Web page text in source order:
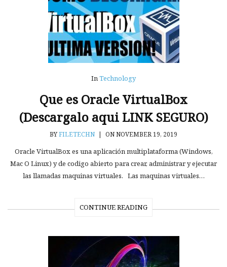
InTechnology
Que es Oracle VirtualBox
(Descargalo aqui LINK SEGURO)
BYFILETECHN | ON NOVEMBER 19, 2019
Oracle VirtualBox es una aplicación multiplataforma (Windows,
Mac O Linux) y de codigo abierto para crear, administrar y ejecutar
las llamadas maquinas virtuales. Las maquinas virtuales…
CONTINUE READING